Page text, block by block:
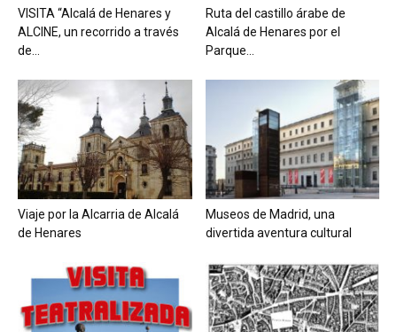
VISITA “Alcalá de Henares y
ALCINE, un recorrido a través
de...
Ruta del castillo árabe de
Alcalá de Henares por el
Parque...
Viaje por la Alcarria de Alcalá
de Henares
Museos de Madrid, una
divertida aventura cultural